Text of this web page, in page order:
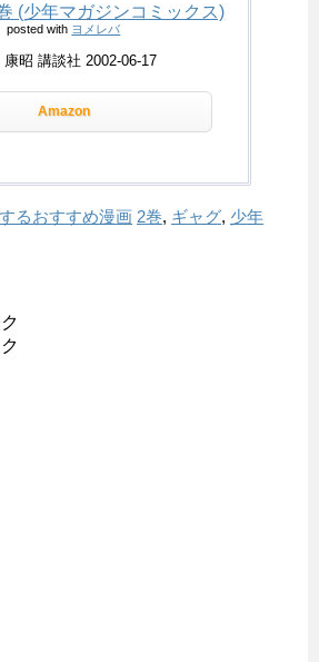
(少年マガジンコミックス)
posted with ヨメレバ
康昭 講談社 2002-06-17
Amazon
るおすすめ漫画 2巻, ギャグ, 少年